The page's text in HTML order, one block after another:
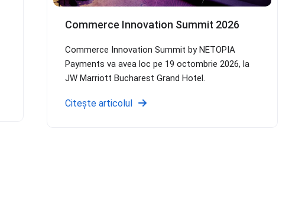
Commerce Innovation Summit 2026
Commerce Innovation Summit by NETOPIA
Payments va avea loc pe 19 octombrie 2026, la
JW Marriott Bucharest Grand Hotel.
Citește articolul